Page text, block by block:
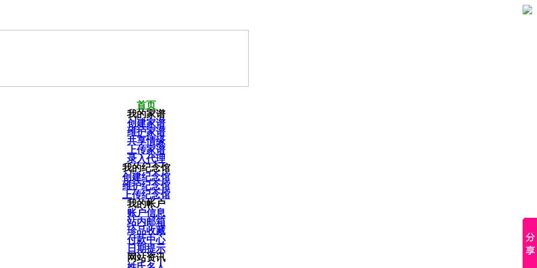
首页
我的家谱
创建家谱
维护家谱
共享情缘
上传家谱
录入代理
我的纪念馆
创建纪念馆
维护纪念馆
上传纪念馆
我的帐户
账户信息
站内邮箱
珍品收藏
付款中心
日期提示
网站资讯